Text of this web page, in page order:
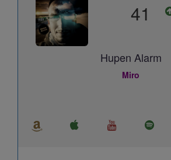
41
Hupen Alarm
Miro